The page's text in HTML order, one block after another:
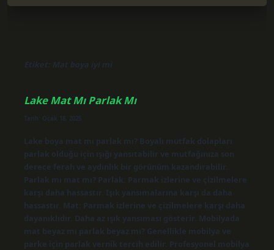
Etiket: Mat boya iyi mi
Lake Mat Mı Parlak Mı
Tarih: Ocak 18, 2025
Lake boya mat mı parlak mı? Boyalı mutfak dolapları
parlak olduğu için ışığı yansıtabilir ve mutfağınıza son
derece ferah ve aydınlık bir görünüm kazandırabilir.
Parlak mı mat mı? Parlak: Parmak izlerine ve çizilmelere
karşı daha hassastır. Işık yansımalarına karşı da daha
hassastır. Mat: Parmak izlerine ve çizilmelere karşı daha
dayanıklıdır. Daha az ışık yansıması gösterir. Mobilyada
mat beyaz mı parlak beyaz mı? Genellikle mobilya ve
parke için parlak vernik tercih edilir. Profesyonel mobilya